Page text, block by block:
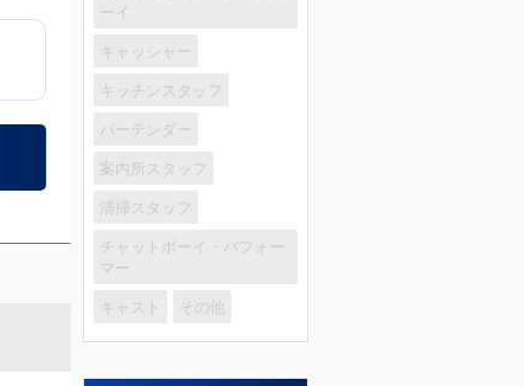
ーイ
キャッシャー
キッチンスタッフ
バーテンダー
案内所スタッフ
清掃スタッフ
チャットボーイ・パフォー
マー
キャスト その他